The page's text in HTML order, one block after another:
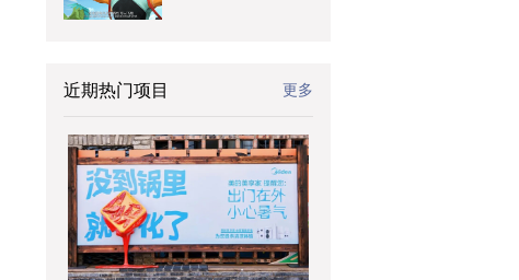
近期热门项目 更多